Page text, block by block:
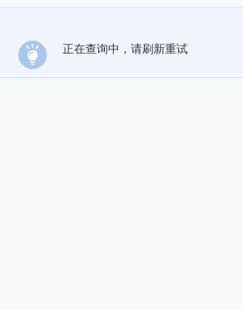
正在查询中，请刷新重试